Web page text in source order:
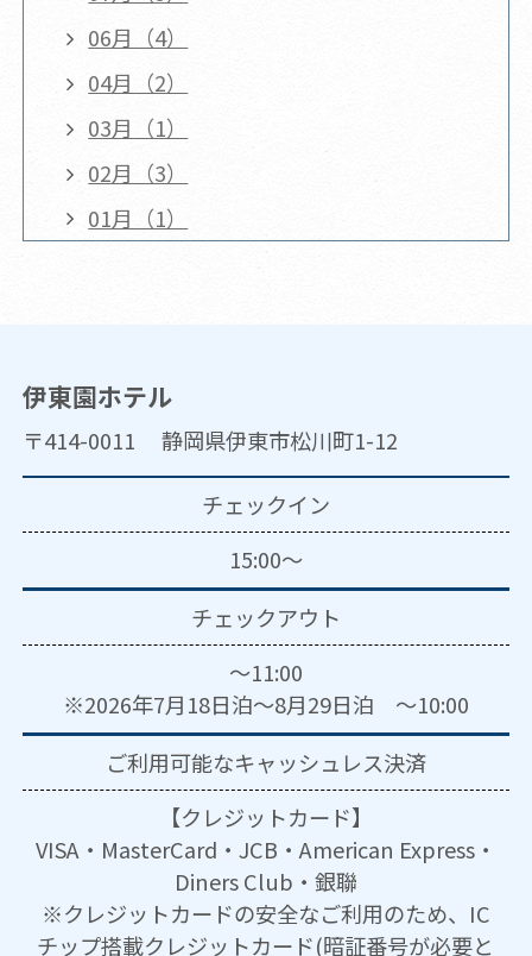
06月（4）
04月（2）
03月（1）
02月（3）
01月（1）
伊東園ホテル
〒414-0011 静岡県伊東市松川町1-12
チェックイン
15:00～
チェックアウト
～11:00
※2026年7月18日泊～8月29日泊 ～10:00
ご利用可能なキャッシュレス決済
【クレジットカード】
VISA・MasterCard・JCB・American Express・
Diners Club・銀聯
※クレジットカードの安全なご利用のため、IC
チップ搭載クレジットカード(暗証番号が必要と